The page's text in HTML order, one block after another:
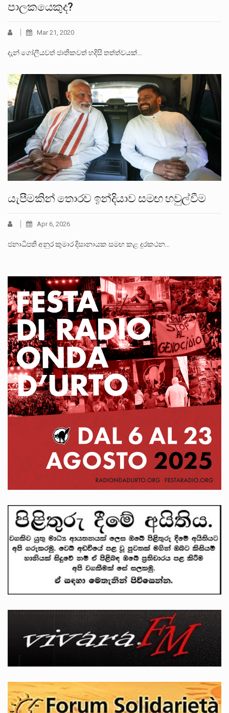
පාලකයෙකුද?
Mar 21, 2020
දැන් ගෝලීයවත් ජාතිකවත් හදිසි තත්ත්වයක්…
යැපීමකින් තොරව ඉන්දියාව සමඟ හවුල්වීම
Apr 6, 2026
ජනාධිපති අනුර කුමාර දිසානායක සමඟ කළ දුරකථන…